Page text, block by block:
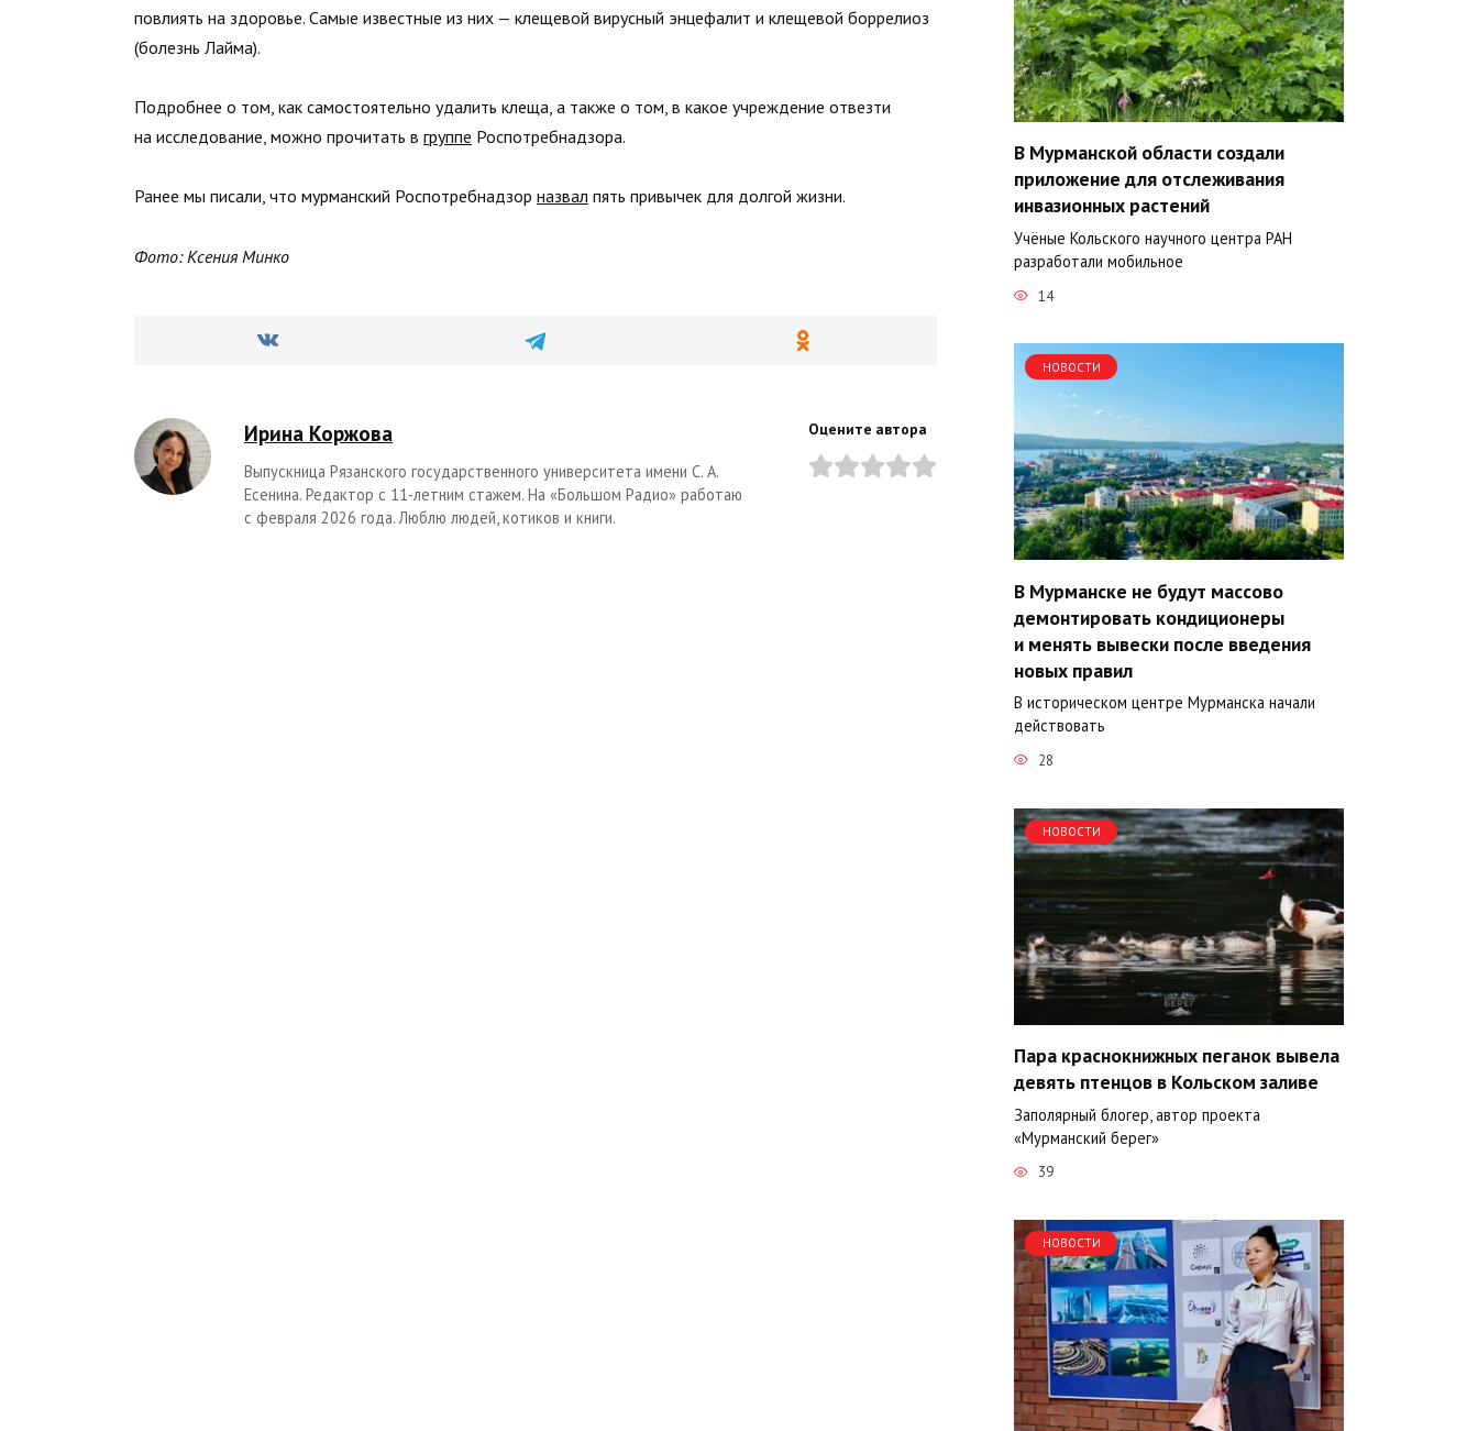
повлиять на здоровье. Самые известные из них — клещевой вирусный энцефалит и клещевой боррелиоз
(болезнь Лайма).
Подробнее о том, как самостоятельно удалить клеща, а также о том, в какое учреждение отвезти
на исследование, можно прочитать в группе Роспотребнадзора.
Ранее мы писали, что мурманский Роспотребнадзор назвал пять привычек для долгой жизни.
Фото: Ксения Минко
Ирина Коржова
Выпускница Рязанского государственного университета имени С. А.
Есенина. Редактор с 11-летним стажем. На «Большом Радио» работаю
с февраля 2026 года. Люблю людей, котиков и книги.
Оцените автора
В Мурманской области создали
приложение для отслеживания
инвазионных растений
Учёные Кольского научного центра РАН
разработали мобильное
14
НОВОСТИ
В Мурманске не будут массово
демонтировать кондиционеры
и менять вывески после введения
новых правил
В историческом центре Мурманска начали
действовать
28
НОВОСТИ
Пара краснокнижных пеганок вывела
девять птенцов в Кольском заливе
Заполярный блогер, автор проекта
«Мурманский берег»
39
НОВОСТИ